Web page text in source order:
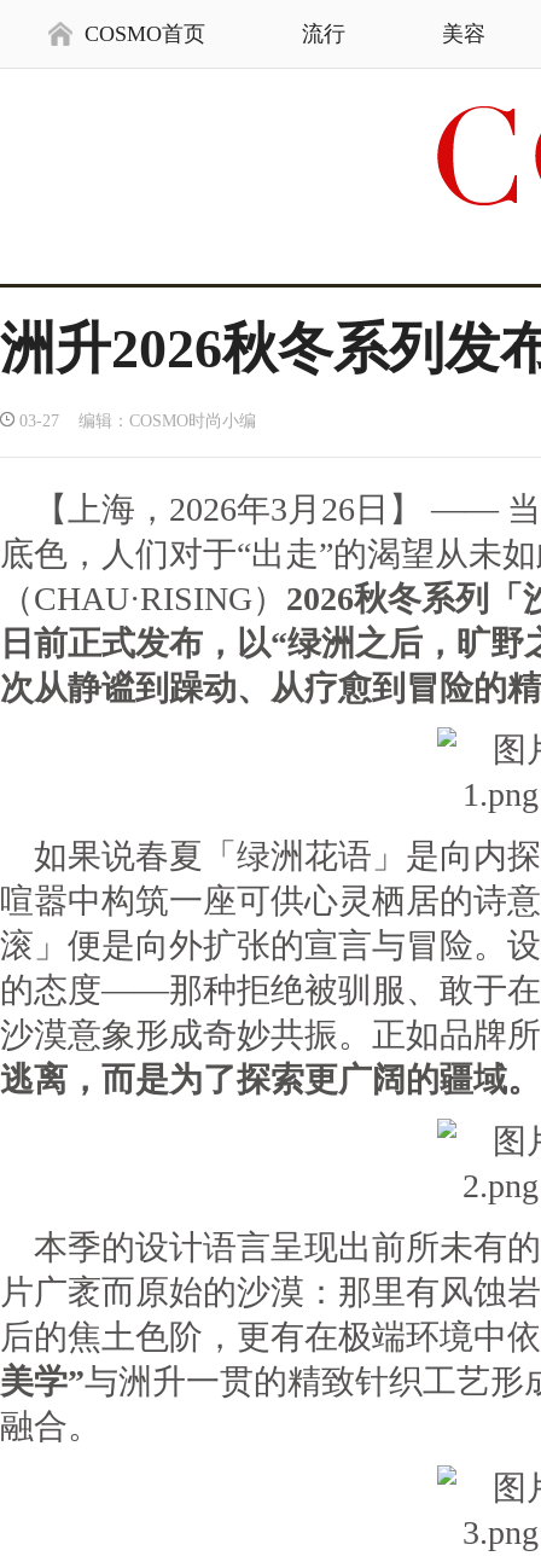
COSMO首页 流行 美容
洲升2026秋冬系列发
03-27 编辑：COSMO时尚小编
【上海，2026年3月26日】 ——
底色，人们对于“出走”的渴望从未
（CHAU·RISING） 2026秋冬系列「
日前正式发布，以“绿洲之后，旷
次从静谧到躁动、从疗愈到冒险的
如果说春夏「绿洲花语」是向内
喧嚣中构筑一座可供心灵栖居的诗
滚」便是向外扩张的宣言与冒险。
的态度——那种拒绝被驯服、敢于
沙漠意象形成奇妙共振。正如品牌
逃离，而是为了探索更广阔的疆域
本季的设计语言呈现出前所未有
片广袤而原始的沙漠：那里有风蚀
后的焦土色阶，更有在极端环境中
美学”与洲升一贯的精致针织工艺
融合。